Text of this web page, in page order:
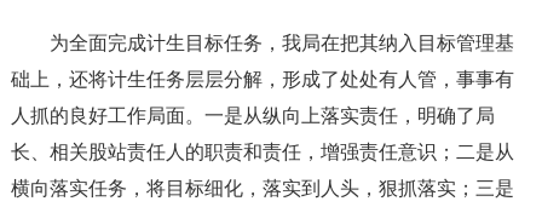
为全面完成计生目标任务，我局在把其纳入目标管理基
础上，还将计生任务层层分解，形成了处处有人管，事事有
人抓的良好工作局面。一是从纵向上落实责任，明确了局
长、相关股站责任人的职责和责任，增强责任意识；二是从
横向落实任务，将目标细化，落实到人头，狠抓落实；三是